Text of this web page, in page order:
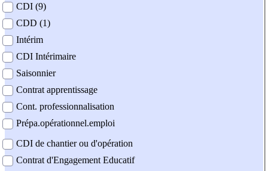
contrat
CDI (9)
CDD (1)
Intérim
CDI Intérimaire
Saisonnier
Contrat apprentissage
Cont. professionnalisation
Prépa.opérationnel.emploi
CDI de chantier ou d'opération
Contrat d'Engagement Educatif